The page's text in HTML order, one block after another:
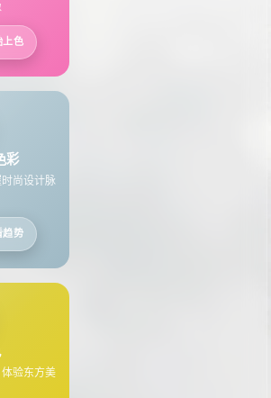
上色
彩
时尚设计脉
趋势
验东方美